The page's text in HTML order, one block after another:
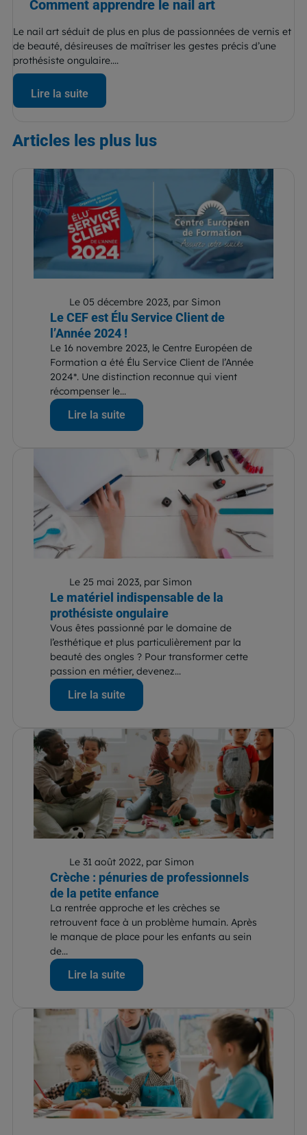
Comment apprendre le nail art
Le nail art séduit de plus en plus de passionnées de vernis et
de beauté, désireuses de maîtriser les gestes précis d’une
prothésiste ongulaire....
Lire la suite
Articles les plus lus
Le 05 décembre 2023, par Simon
Le CEF est Élu Service Client de
l’Année 2024 !
Le 16 novembre 2023, le Centre Européen de
Formation a été Élu Service Client de l’Année
2024*. Une distinction reconnue qui vient
récompenser le...
Lire la suite
Le 25 mai 2023, par Simon
Le matériel indispensable de la
prothésiste ongulaire
Vous êtes passionné par le domaine de
l’esthétique et plus particulièrement par la
beauté des ongles ? Pour transformer cette
passion en métier, devenez...
Lire la suite
Le 31 août 2022, par Simon
Crèche : pénuries de professionnels
de la petite enfance
La rentrée approche et les crèches se
retrouvent face à un problème humain. Après
le manque de place pour les enfants au sein
de...
Lire la suite